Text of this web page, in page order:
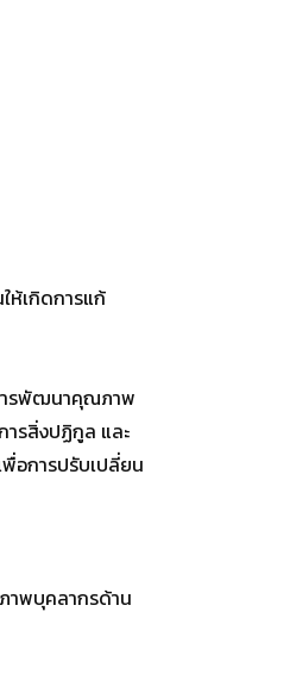
ห้เกิดการแก้
การพัฒนาคุณภาพ
รสิ่งปฏิกูล และ
อการปรับเปลี่ยน
าพบุคลากรด้าน